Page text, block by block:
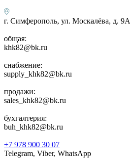
г. Симферополь, ул. Москалёва, д. 9А
общая:
khk82@bk.ru
снабжение:
supply_khk82@bk.ru
продажи:
sales_khk82@bk.ru
бухгалтерия:
buh_khk82@bk.ru
+7 978 900 30 07
Telegram, Viber, WhatsApp